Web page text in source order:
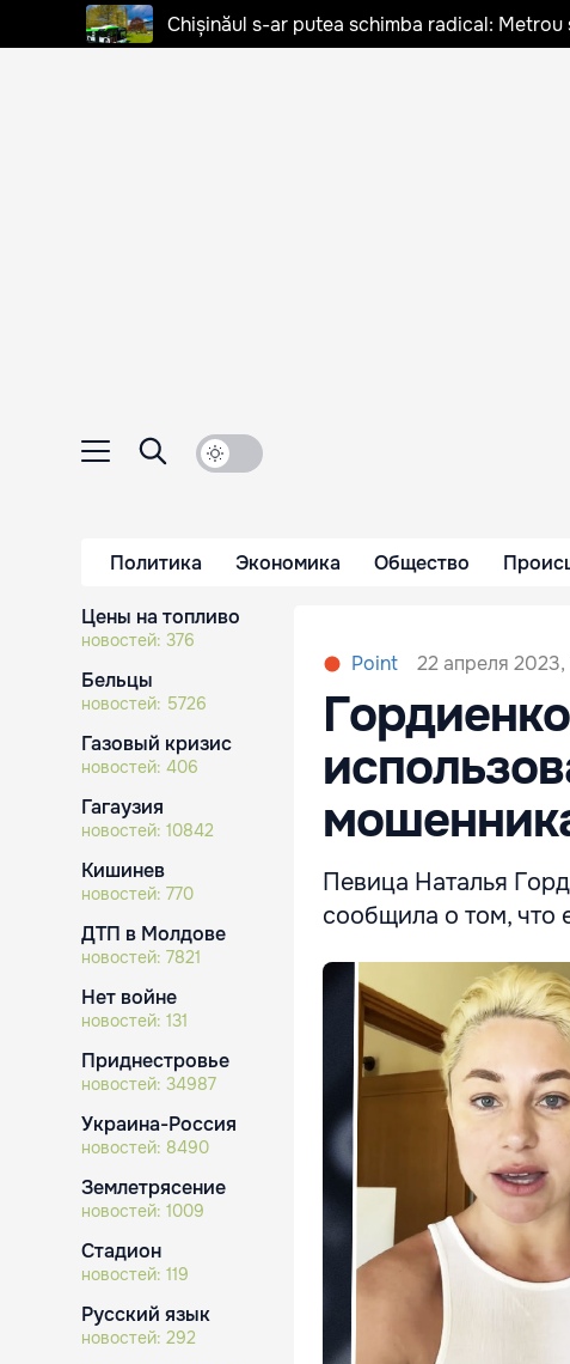
Chișinăul s-ar putea schimba radical:
Политика Экономика Общество
Цены на топливо
новостей: 376
Бельцы
новостей: 5726
Газовый кризис
новостей: 406
Гагаузия
новостей: 10842
Кишинев
новостей: 770
ДТП в Молдове
новостей: 7821
Нет войне
новостей: 131
Приднестровье
новостей: 34987
Украина-Россия
новостей: 8490
Землетрясение
новостей: 1009
Стадион
новостей: 119
Русский язык
новостей: 292
Point 22 апреля 2023,
Певица Наталья
сообщила о том, что